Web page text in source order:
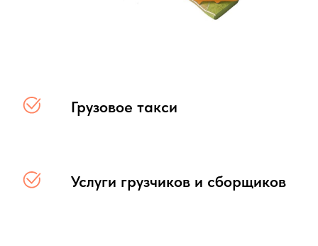
Грузовое такси
Услуги грузчиков и сборщиков